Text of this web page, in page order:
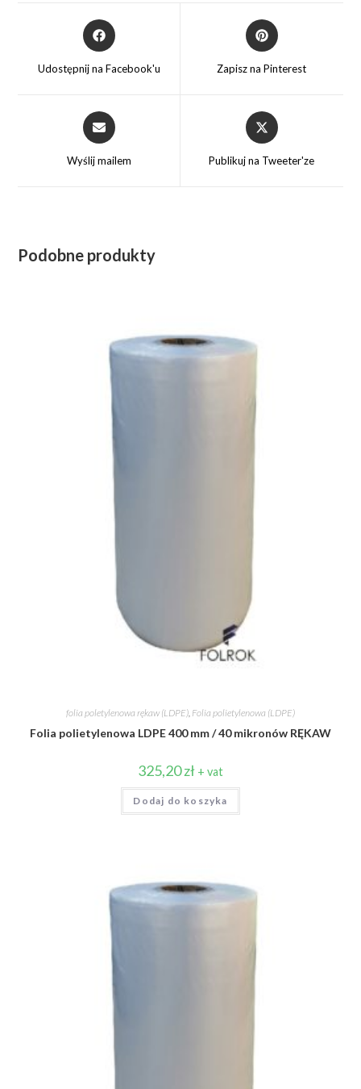
Opens
in
new
Udostępnij na Facebook'u
Opens
in
Zapisz na Pinterest
Opens
in
new
Wyślij mailem
Opens
in
new
Publikuj na Tweeter'ze
Podobne produkty
folia poletylenowa rękaw (LDPE), Folia polietylenowa (LDPE)
Folia polietylenowa LDPE 400 mm / 40 mikronów RĘKAW
325,20zł + vat
Dodaj do koszyka